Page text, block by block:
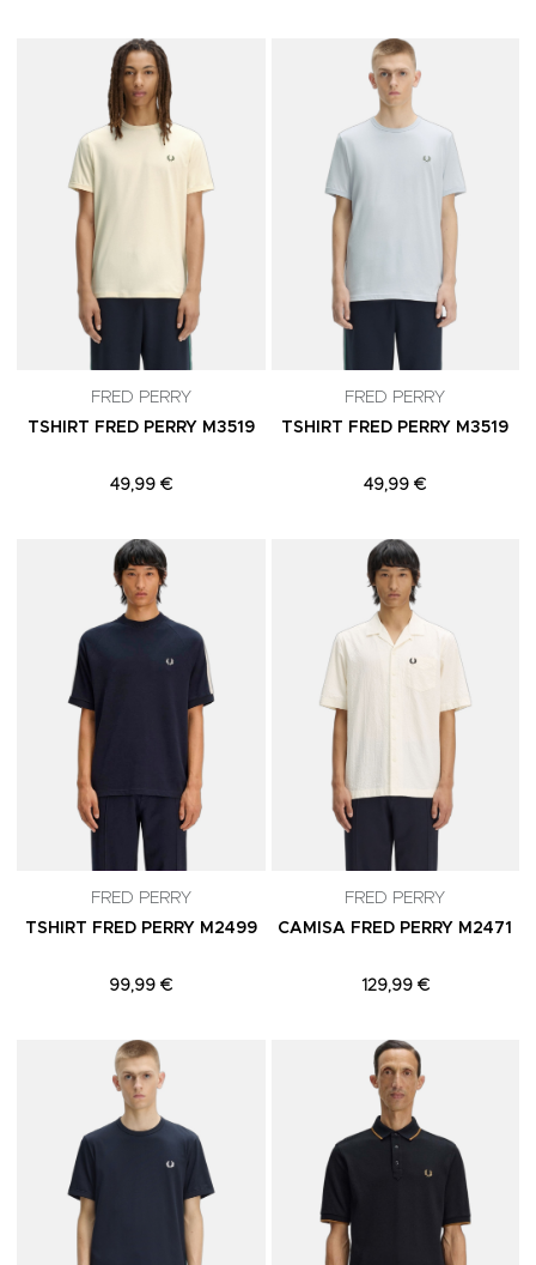
Adicionar aos Favoritos
FRED PERRY
TSHIRT FRED PERRY M3519
49,99 €
FRED PERRY
TSHIRT FRED PERRY M3519
49,99 €
Adicionar aos Favoritos
FRED PERRY
TSHIRT FRED PERRY M2499
99,99 €
FRED PERRY
CAMISA FRED PERRY M2471
129,99 €
Adicionar aos Favoritos